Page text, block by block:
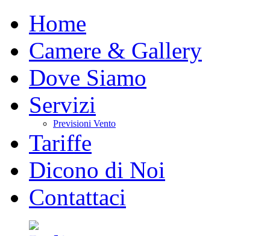
Home
Camere & Gallery
Dove Siamo
Servizi
Previsioni Vento
Tariffe
Dicono di Noi
Contattaci